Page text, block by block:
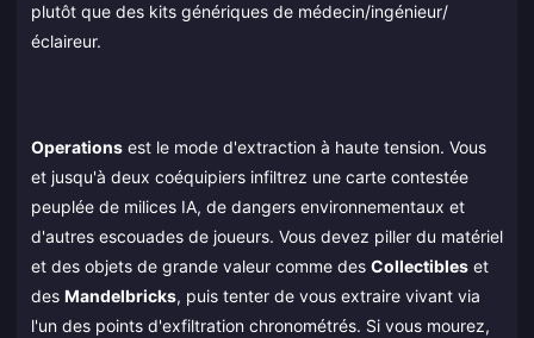
plutôt que des kits génériques de médecin/ingénieur/
éclaireur.
Operations est le mode d'extraction à haute tension. Vous
et jusqu'à deux coéquipiers infiltrez une carte contestée
peuplée de milices IA, de dangers environnementaux et
d'autres escouades de joueurs. Vous devez piller du matériel
et des objets de grande valeur comme des Collectibles et
des Mandelbricks, puis tenter de vous extraire vivant via
l'un des points d'exfiltration chronométrés. Si vous mourez,